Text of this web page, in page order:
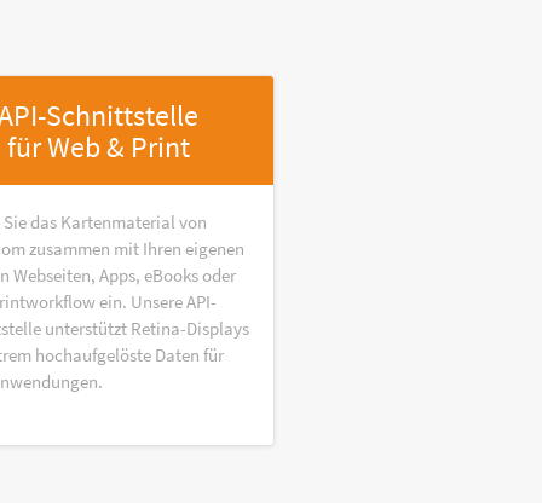
Schnittstelle
für Web & Print
das Kartenmaterial von
zusammen mit Ihren eigenen
Webseiten, Apps, eBooks oder
ein. Unsere API-
unterstützt Retina-Displays
hochaufgelöste Daten für